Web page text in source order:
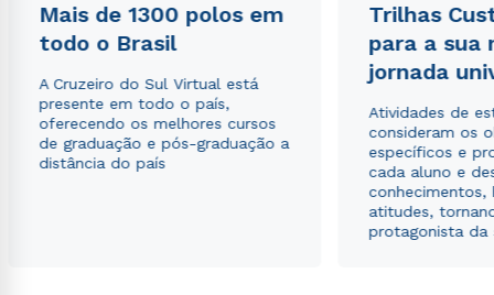
Mais de 1300 polos em
todo o Brasil
A Cruzeiro do Sul Virtual está
presente em todo o país,
oferecendo os melhores cursos
de graduação e pós-graduação a
distância do país
Trilhas
para a sua
jornada
Atividades de
consideram os
específicos e
cada aluno e
conhecimentos,
atitudes,
protagonista da